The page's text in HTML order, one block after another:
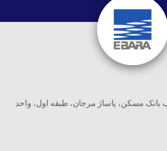
بانک مسکن، پاساژ مرجان، طبقه اول، واحد